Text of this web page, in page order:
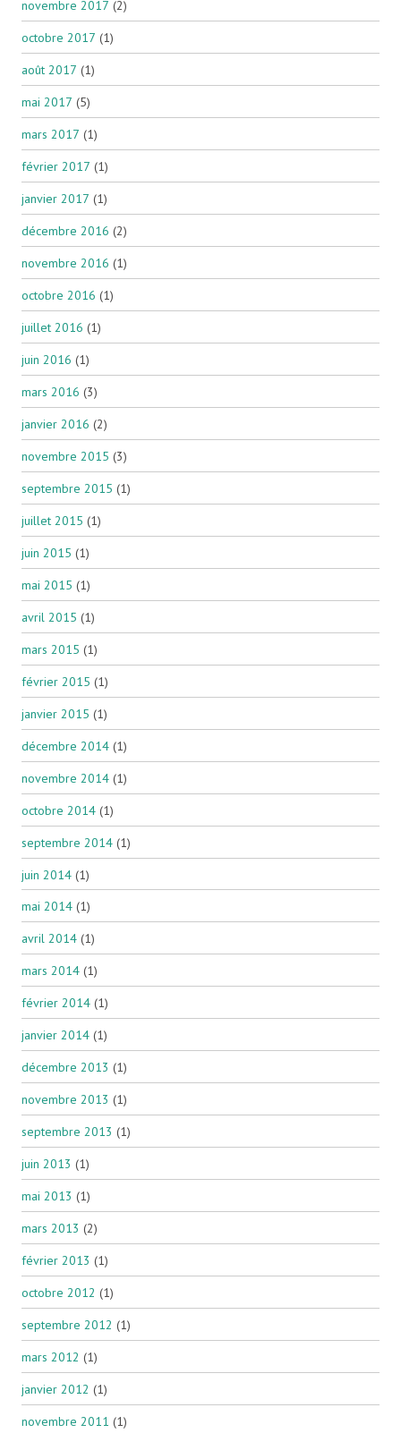
novembre 2017 (2)
octobre 2017 (1)
août 2017 (1)
mai 2017 (5)
mars 2017 (1)
février 2017 (1)
janvier 2017 (1)
décembre 2016 (2)
novembre 2016 (1)
octobre 2016 (1)
juillet 2016 (1)
juin 2016 (1)
mars 2016 (3)
janvier 2016 (2)
novembre 2015 (3)
septembre 2015 (1)
juillet 2015 (1)
juin 2015 (1)
mai 2015 (1)
avril 2015 (1)
mars 2015 (1)
février 2015 (1)
janvier 2015 (1)
décembre 2014 (1)
novembre 2014 (1)
octobre 2014 (1)
septembre 2014 (1)
juin 2014 (1)
mai 2014 (1)
avril 2014 (1)
mars 2014 (1)
février 2014 (1)
janvier 2014 (1)
décembre 2013 (1)
novembre 2013 (1)
septembre 2013 (1)
juin 2013 (1)
mai 2013 (1)
mars 2013 (2)
février 2013 (1)
octobre 2012 (1)
septembre 2012 (1)
mars 2012 (1)
janvier 2012 (1)
novembre 2011 (1)